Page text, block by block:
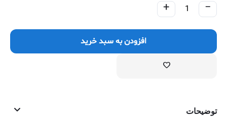
+ −
افزودن به سبد خرید
توضیحات